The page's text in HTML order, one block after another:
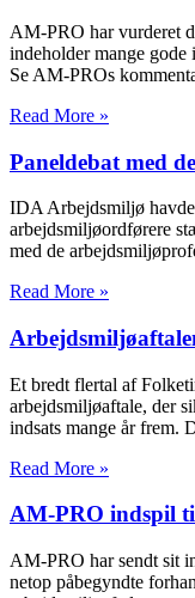
AM-PRO har vurderet
indeholder mange
Se AM-PROs
Read More »
Paneldebat med
IDA Arbejdsmiljø
arbejdsmiljøordførere
med de
Read More »
Et bredt flertal af
arbejdsmiljøaftale, der
indsats mange år frem.
Read More »
AM-PRO indspil
AM-PRO har sendt sit
netop påbegyndte